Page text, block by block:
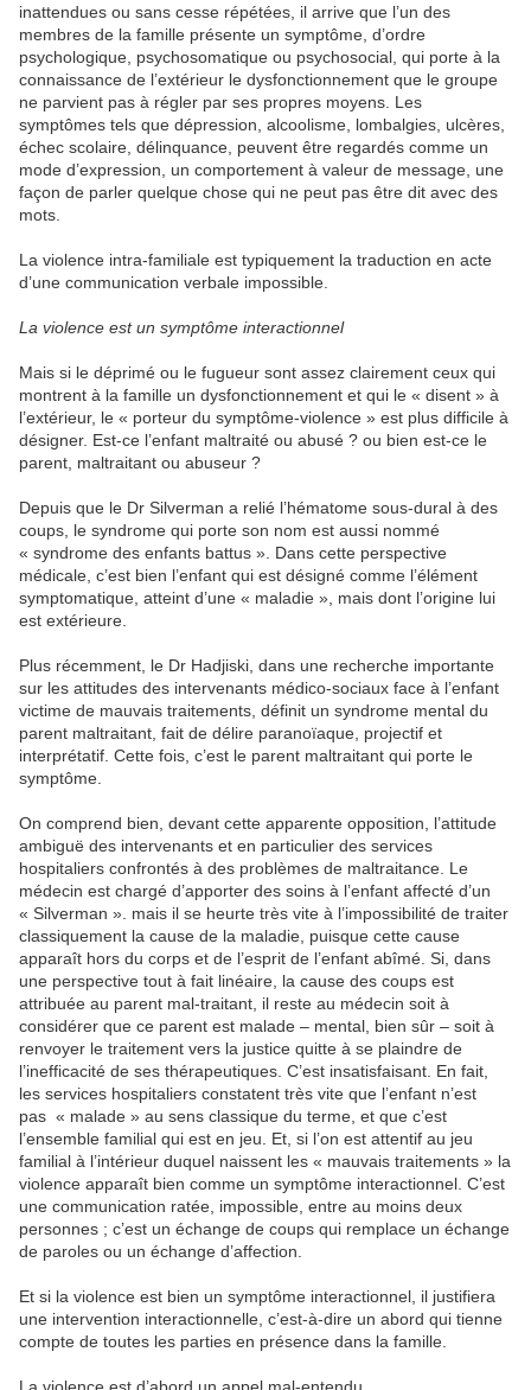
inattendues ou sans cesse répétées, il arrive que l’un des
membres de la famille présente un symptôme, d’ordre
psychologique, psychosomatique ou psychosocial, qui porte à la
connaissance de l’extérieur le dysfonctionnement que le groupe
ne parvient pas à régler par ses propres moyens. Les
symptômes tels que dépression, alcoolisme, lombalgies, ulcères,
échec scolaire, délinquance, peuvent être regardés comme un
mode d’expression, un comportement à valeur de message, une
façon de parler quelque chose qui ne peut pas être dit avec des
mots.
La violence intra-familiale est typiquement la traduction en acte
d’une communication verbale impossible.
La violence est un symptôme interactionnel
Mais si le déprimé ou le fugueur sont assez clairement ceux qui
montrent à la famille un dysfonctionnement et qui le « disent » à
l’extérieur, le « porteur du symptôme-violence » est plus difficile à
désigner. Est-ce l’enfant maltraité ou abusé ? ou bien est-ce le
parent, maltraitant ou abuseur ?
Depuis que le Dr Silverman a relié l’hématome sous-dural à des
coups, le syndrome qui porte son nom est aussi nommé
« syndrome des enfants battus ». Dans cette perspective
médicale, c’est bien l’enfant qui est désigné comme l’élément
symptomatique, atteint d’une « maladie », mais dont l’origine lui
est extérieure.
Plus récemment, le Dr Hadjiski, dans une recherche importante
sur les attitudes des intervenants médico-sociaux face à l’enfant
victime de mauvais traitements, définit un syndrome mental du
parent maltraitant, fait de délire paranoïaque, projectif et
interprétatif. Cette fois, c’est le parent maltraitant qui porte le
symptôme.
On comprend bien, devant cette apparente opposition, l’attitude
ambiguë des intervenants et en particulier des services
hospitaliers confrontés à des problèmes de maltraitance. Le
médecin est chargé d’apporter des soins à l’enfant affecté d’un
« Silverman ». mais il se heurte très vite à l’impossibilité de traiter
classiquement la cause de la maladie, puisque cette cause
apparaît hors du corps et de l’esprit de l’enfant abîmé. Si, dans
une perspective tout à fait linéaire, la cause des coups est
attribuée au parent mal-traitant, il reste au médecin soit à
considérer que ce parent est malade – mental, bien sûr – soit à
renvoyer le traitement vers la justice quitte à se plaindre de
l’inefficacité de ses thérapeutiques. C’est insatisfaisant. En fait,
les services hospitaliers constatent très vite que l’enfant n’est
pas « malade » au sens classique du terme, et que c’est
l’ensemble familial qui est en jeu. Et, si l’on est attentif au jeu
familial à l’intérieur duquel naissent les « mauvais traitements » la
violence apparaît bien comme un symptôme interactionnel. C’est
une communication ratée, impossible, entre au moins deux
personnes ; c’est un échange de coups qui remplace un échange
de paroles ou un échange d’affection.
Et si la violence est bien un symptôme interactionnel, il justifiera
une intervention interactionnelle, c’est-à-dire un abord qui tienne
compte de toutes les parties en présence dans la famille.
La violence est d’abord un appel mal-entendu